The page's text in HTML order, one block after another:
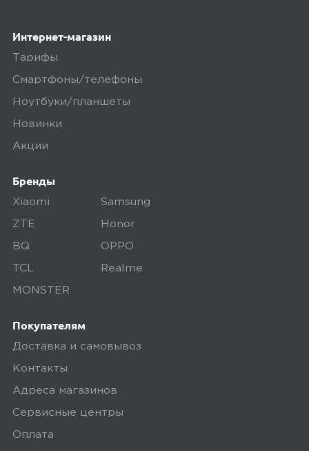
Интернет-магазин
Тарифы
Смартфоны/телефоны
Ноутбуки/планшеты
Новинки
Акции
Бренды
Xiaomi Samsung
ZTE Honor
BQ OPPO
TCL Realme
MONSTER
Покупателям
Доставка и самовывоз
Контакты
Адреса магазинов
Сервисные центры
Оплата